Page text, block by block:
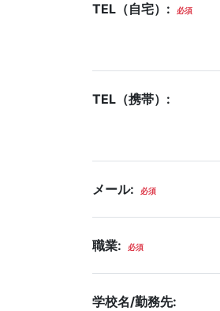
TEL（自宅）: 必須
TEL（携帯）:
メール: 必須
職業: 必須
学校名/勤務先: